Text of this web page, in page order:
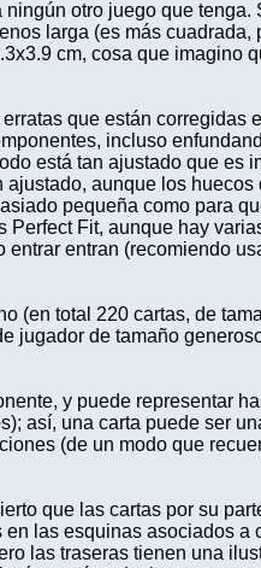
otro juego que tenga.
larga (es más cuadrada,
cm, cosa que imagino
que están corregidas
incluso
está tan ajustado que es
aunque los
pequeña como para
Fit, aunque hay
entran (recomiendo
(en total 220 cartas, de
jugador de tamaño
y puede representar
así, una carta puede ser
(de un modo que
que las cartas por su
las esquinas asociados a
las traseras tienen una